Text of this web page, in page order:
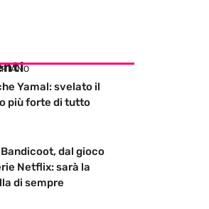
Yamal: svelato il
più forte di tutto
dal gioco
Netflix: sarà la
di sempre